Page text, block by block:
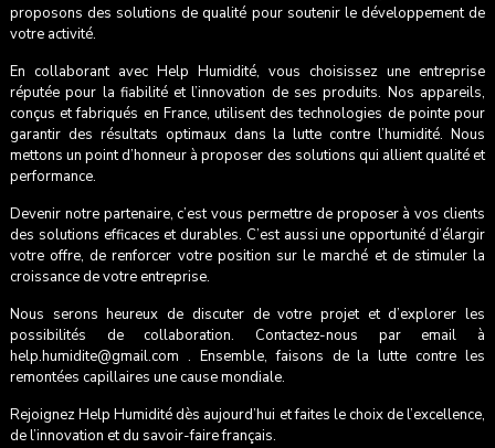
proposons des solutions de qualité pour soutenir le développement de
votre activité.
En collaborant avec Help Humidité, vous choisissez une entreprise
réputée pour la fiabilité et l’innovation de ses produits. Nos appareils,
conçus et fabriqués en France, utilisent des technologies de pointe pour
garantir des résultats optimaux dans la lutte contre l’humidité. Nous
mettons un point d’honneur à proposer des solutions qui allient qualité et
performance.
Devenir notre partenaire, c’est vous permettre de proposer à vos clients
des solutions efficaces et durables. C’est aussi une opportunité d’élargir
votre offre, de renforcer votre position sur le marché et de stimuler la
croissance de votre entreprise.
Nous serons heureux de discuter de votre projet et d’explorer les
possibilités de collaboration. Contactez-nous par email à
help.humidite@gmail.com . Ensemble, faisons de la lutte contre les
remontées capillaires une cause mondiale.
Rejoignez Help Humidité dès aujourd’hui et faites le choix de l’excellence,
de l’innovation et du savoir-faire français.